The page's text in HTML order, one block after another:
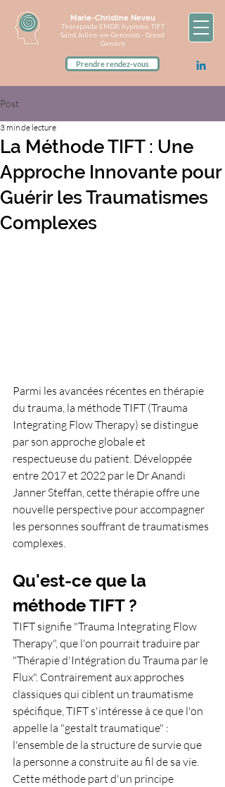
Marie-Christine Neveu
Thérapeute EMDR, hypnose, TIFT
Saint Julien-en-Genevois - Grand
Genève
Prendre rendez-vous
Post
La Méthode TIFT : Une
Approche Innovante pour
Guérir les Traumatismes
Complexes
3 min de lecture
Parmi les avancées récentes en thérapie
du trauma, la méthode TIFT (Trauma
Integrating Flow Therapy) se distingue
par son approche globale et
respectueuse du patient. Développée
entre 2017 et 2022 par le Dr Anandi
Janner Steffan, cette thérapie offre une
nouvelle perspective pour accompagner
les personnes souffrant de traumatismes
complexes.
Qu'est-ce que la
méthode TIFT ?
TIFT signifie "Trauma Integrating Flow
Therapy", que l'on pourrait traduire par
"Thérapie d'Intégration du Trauma par le
Flux". Contrairement aux approches
classiques qui ciblent un traumatisme
spécifique, TIFT s'intéresse à ce que l'on
appelle la "gestalt traumatique" :
l'ensemble de la structure de survie que
la personne a construite au fil de sa vie.
Cette méthode part d'un principe